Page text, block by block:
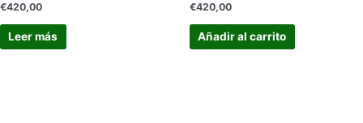
€420,00
Leer más
€420,00
Añadir al carrito